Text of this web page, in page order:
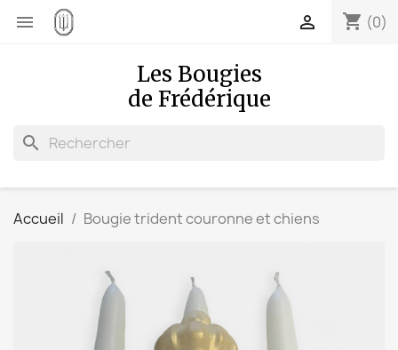
 shopping_cart (0)

Les Bougies
de Frédérique
search
Accueil Bougie trident couronne et chiens